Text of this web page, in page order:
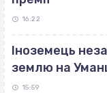
16:22
Іноземець
землю на
15:59